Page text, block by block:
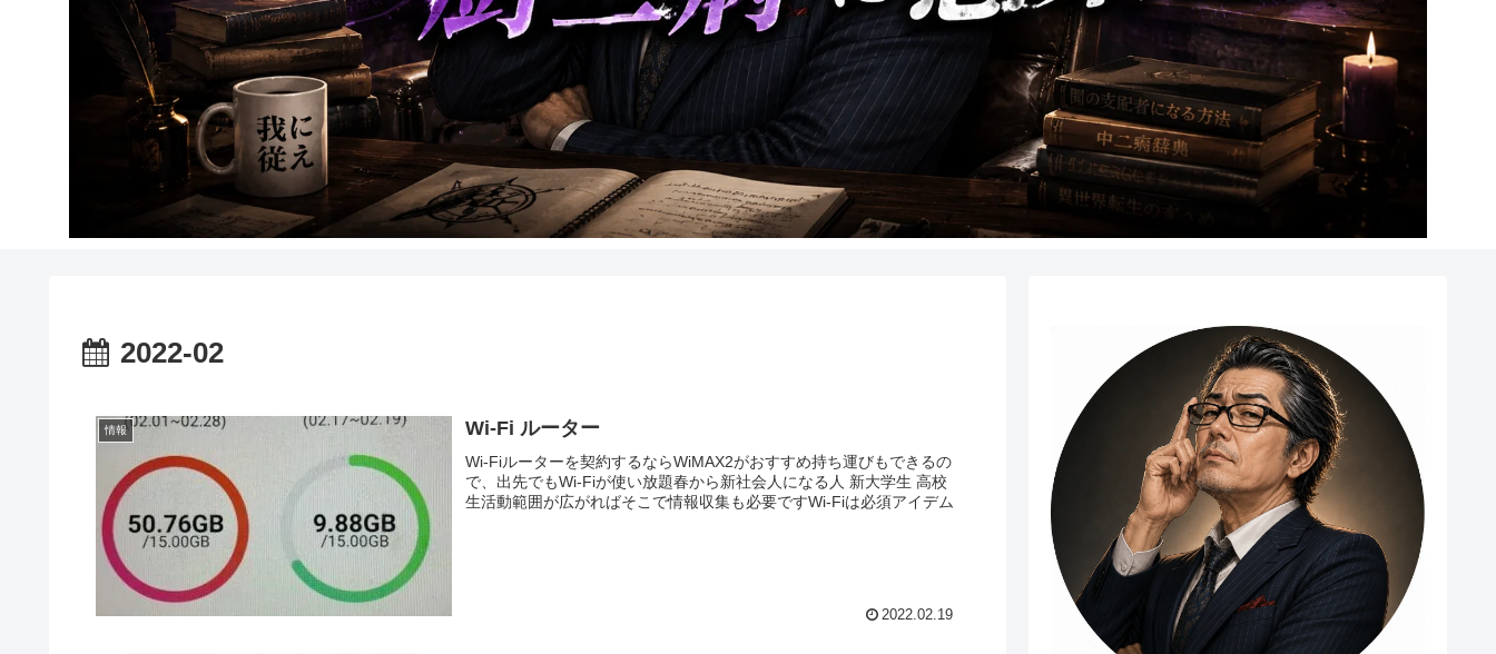
2022-02
情報 Wi-Fi ルーター
Wi-Fiルーターを契約するならWiMAX2がおすすめ持ち運びもできるの
で、出先でもWi-Fiが使い放題春から新社会人になる人 新大学生 高校
生活動範囲が広がればそこで情報収集も必要ですWi-Fiは必須アイデム
2022.02.19